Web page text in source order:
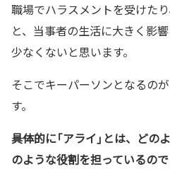
職場でハラスメントを受けた
と、当事者の生活に大きく影
少なくないと思います。
そこでキーパーソンとなるのが
す。
――具体的に「アライ」とは、ど
のような役割を担っているの